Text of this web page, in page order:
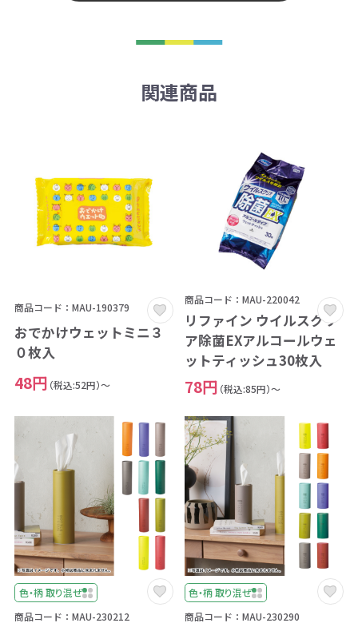
関連商品
商品コード：MAU-190379
おでかけウェットミニ３
０枚入
48円 （税込:52円）～
商品コード：MAU-220042
リファイン ウイルスクリ
ア除菌EXアルコールウェ
ットティッシュ30枚入
78円 （税込:85円）～
色・柄 取り混ぜ
商品コード：MAU-230212
色・柄 取り混ぜ
商品コード：MAU-230290